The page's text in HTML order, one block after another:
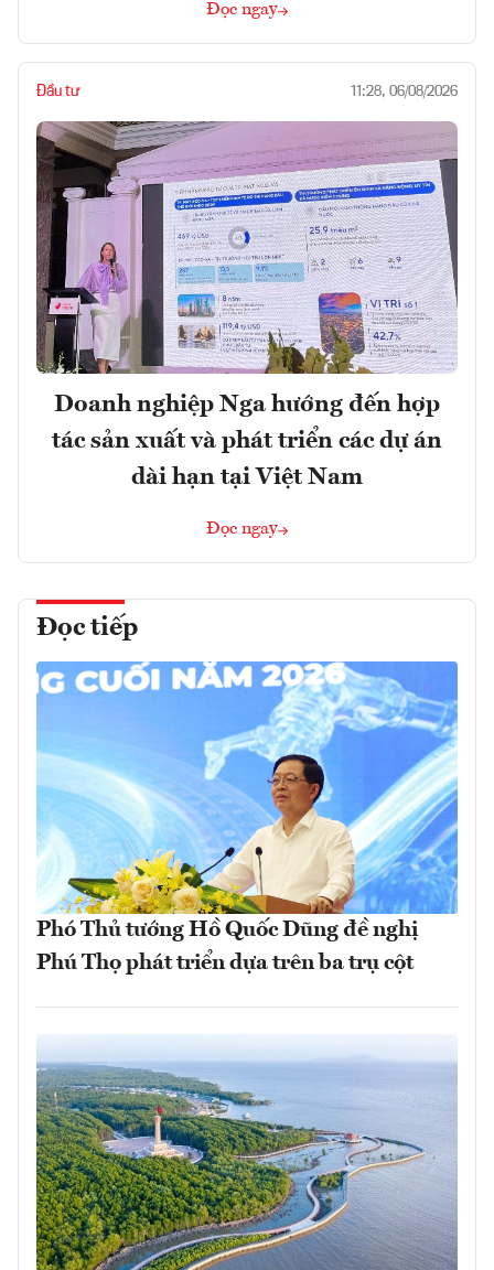
Đọc ngay
Đầu tư 11:28, 06/08/2026
Doanh nghiệp Nga hướng đến hợp
tác sản xuất và phát triển các dự án
dài hạn tại Việt Nam
Đọc ngay
Đọc tiếp
Phó Thủ tướng Hồ Quốc Dũng đề nghị
Phú Thọ phát triển dựa trên ba trụ cột